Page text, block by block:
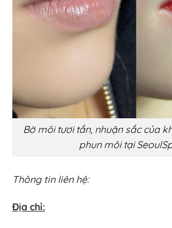
Bờ môi tươi tắn, nhuận sắc của
phun môi tại
Thông tin liên hệ:
Địa chỉ: